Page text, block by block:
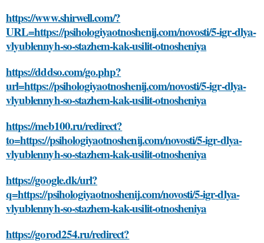
https://www.shirwell.com/?
URL=https://psihologiyaotnoshenij.com/novosti/5-igr-dlya-
vlyublennyh-so-stazhem-kak-usilit-otnosheniya
https://dddso.com/go.php?
url=https://psihologiyaotnoshenij.com/novosti/5-igr-dlya-
vlyublennyh-so-stazhem-kak-usilit-otnosheniya
https://meb100.ru/redirect?
to=https://psihologiyaotnoshenij.com/novosti/5-igr-dlya-
vlyublennyh-so-stazhem-kak-usilit-otnosheniya
https://google.dk/url?
q=https://psihologiyaotnoshenij.com/novosti/5-igr-dlya-
vlyublennyh-so-stazhem-kak-usilit-otnosheniya
https://gorod254.ru/redirect?